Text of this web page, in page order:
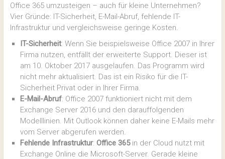
Office 365 umzusteigen – auch für kleine Unternehmen?
Vier Gründe: IT-Sicherheit, E-Mail-Abruf, fehlende IT-
Infrastruktur und vergleichsweise geringe Kosten.
IT-Sicherheit: Wenn Sie beispielsweise Office 2007 in Ihrer
Firma nutzen, entfällt der erweiterte Support. Dieser ist
am 10. Oktober 2017 ausgelaufen. Das Programm wird
nicht mehr aktualisiert. Das ist ein Risiko für die IT-
Sicherheit Privat oder in Ihrer Firma.
E-Mail-Abruf: Office 2007 funktioniert nicht mit dem
Exchange Server 2016 und den darauffolgenden
Modelllinien. Mit Outlook können daher keine E-Mails mehr
vom Server abgerufen werden.
Fehlende Infrastruktur: Office 365in der Cloud nutzt mit
Exchange Online die Microsoft-Server. Gerade kleine